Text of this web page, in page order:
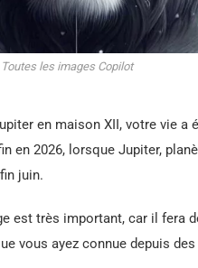
Toutes les images Copilot
en maison XII, votre vie a
en 2026, lorsque Jupiter,
juin.
est très important, car il fera
vous ayez connue depuis des